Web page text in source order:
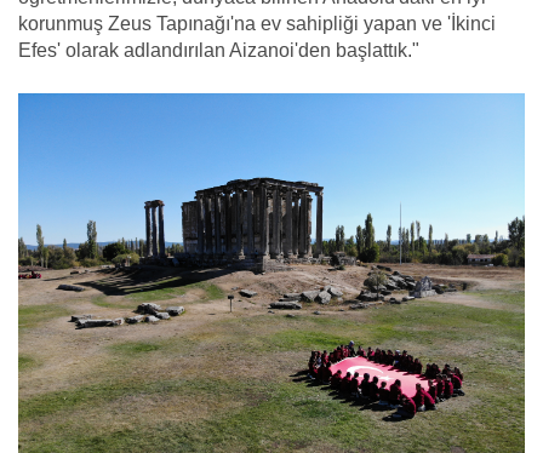
korunmuş Zeus Tapınağı'na ev sahipliği yapan ve 'İkinci
Efes' olarak adlandırılan Aizanoi'den başlattık."